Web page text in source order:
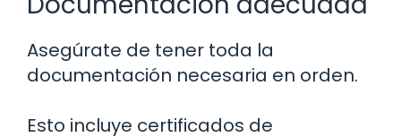
Asegúrate de tener toda la
documentación necesaria en orden.
Esto incluye certificados de